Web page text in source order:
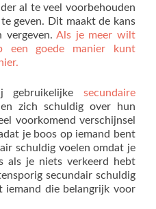
al te veel voorbehouden
geven. Dit maakt de kans
vergeven.Als je meer wilt
een goede manier kunt
gebruikelijke secundaire
zich schuldig over hun
voorkomend verschijnsel
je boos op iemand bent
schuldig voelen omdat je
als je niets verkeerd hebt
secundair schuldig
iemand die belangrijk voor